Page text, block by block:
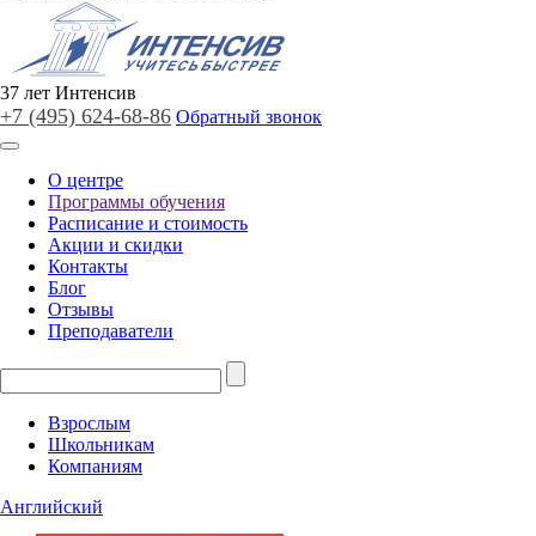
37 лет Интенсив
+7 (495) 624-68-86 Обратный звонок
О центре
Программы обучения
Расписание и стоимость
Акции и скидки
Контакты
Блог
Отзывы
Преподаватели
Взрослым
Школьникам
Компаниям
Английский